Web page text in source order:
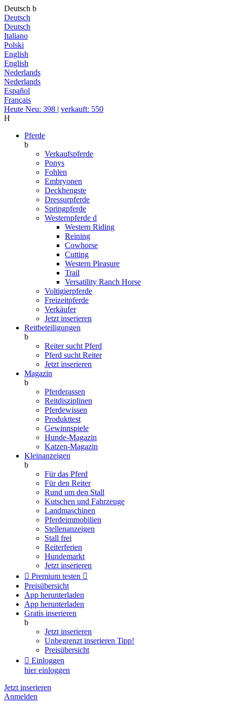
Deutsch b
Deutsch
Deutsch
Italiano
Polski
English
English
Nederlands
Nederlands
Español
Français
Heute Neu: 398 | verkauft: 550
H
Pferde
b
Verkaufspferde
Ponys
Fohlen
Embryonen
Deckhengste
Dressurpferde
Springpferde
Westernpferde d
Western Riding
Reining
Cowhorse
Cutting
Western Pleasure
Trail
Versatility Ranch Horse
Voltigierpferde
Freizeitpferde
Verkäufer
Jetzt inserieren
Reitbeteiligungen
b
Reiter sucht Pferd
Pferd sucht Reiter
Jetzt inserieren
Magazin
b
Pferderassen
Reitdisziplinen
Pferdewissen
Produkttest
Gewinnspiele
Hunde-Magazin
Katzen-Magazin
Kleinanzeigen
b
Für das Pferd
Für den Reiter
Rund um den Stall
Kutschen und Fahrzeuge
Landmaschinen
Pferdeimmobilien
Stellenanzeigen
Stall frei
Reiterferien
Hundemarkt
Jetzt inserieren
 Premium testen 
Preisübersicht
App herunterladen
App herunterladen
Gratis inserieren
b
Jetzt inserieren
Unbegrenzt inserieren Tipp!
Preisübersicht
 Einloggen
hier einloggen
Jetzt inserieren
Anmelden